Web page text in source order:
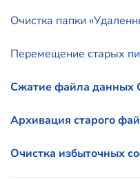
Очистка папки
Перемещение старых
Сжатие файла данных
Архивация старого
Очистка избыточных